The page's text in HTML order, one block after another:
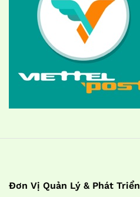
Đơn Vị Quản Lý & Phát Triển